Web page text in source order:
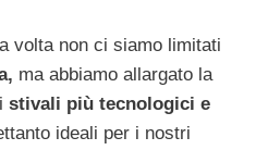
volta non ci siamo limitati
ma abbiamo allargato la
stivali più tecnologici e
ideali per i nostri